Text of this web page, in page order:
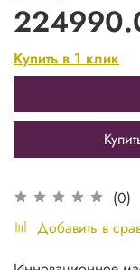
(0)
Добавить в
Купить в 1 клик